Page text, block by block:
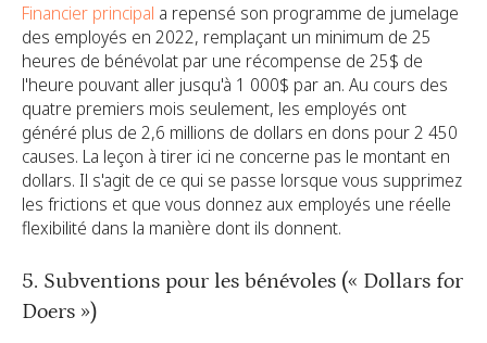
Financier principal a repensé son programme de jumelage
des employés en 2022, remplaçant un minimum de 25
heures de bénévolat par une récompense de 25$ de
l'heure pouvant aller jusqu'à 1 000$ par an. Au cours des
quatre premiers mois seulement, les employés ont
généré plus de 2,6 millions de dollars en dons pour 2 450
causes. La leçon à tirer ici ne concerne pas le montant en
dollars. Il s'agit de ce qui se passe lorsque vous supprimez
les frictions et que vous donnez aux employés une réelle
flexibilité dans la manière dont ils donnent.
5. Subventions pour les bénévoles (« Dollars for
Doers »)